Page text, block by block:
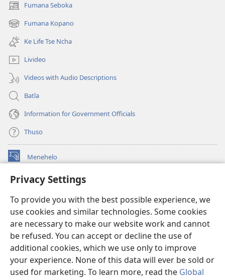
Privacy Settings
To provide you with the best possible experience, we
use cookies and similar technologies. Some cookies
are necessary to make our website work and cannot
be refused. You can accept or decline the use of
additional cookies, which we use only to improve
your experience. None of this data will ever be sold or
used for marketing. To learn more, read the Global
Fumana Seboka
(opens
new
window)
Fumana Kopano
(opens
new
window)
Ke Life Tse Ncha
Livideo
Videos with Audio Descriptions
Batla
Information for Government Officials
Thuso
Menehelo
(opens
window)Watchtower ONLINE LIBRARY
new
window)JW Hub ®
(opens
new
window)Lenaneo la
Watchtower Library